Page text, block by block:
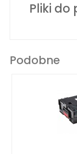
Pliki do
Podobne